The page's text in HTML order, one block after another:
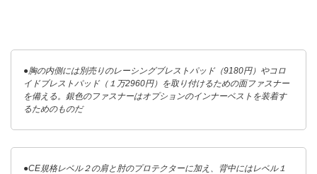
●胸の内側には別売りのレーシングブレストパッド（9180円）やコロ
イドブレストパッド（１万2960円）を取り付けるための面ファスナー
を備える。銀色のファスナーはオプションのインナーベストを装着す
るためのものだ
●CE規格レベル２の肩と肘のプロテクターに加え、背中にはレベル１